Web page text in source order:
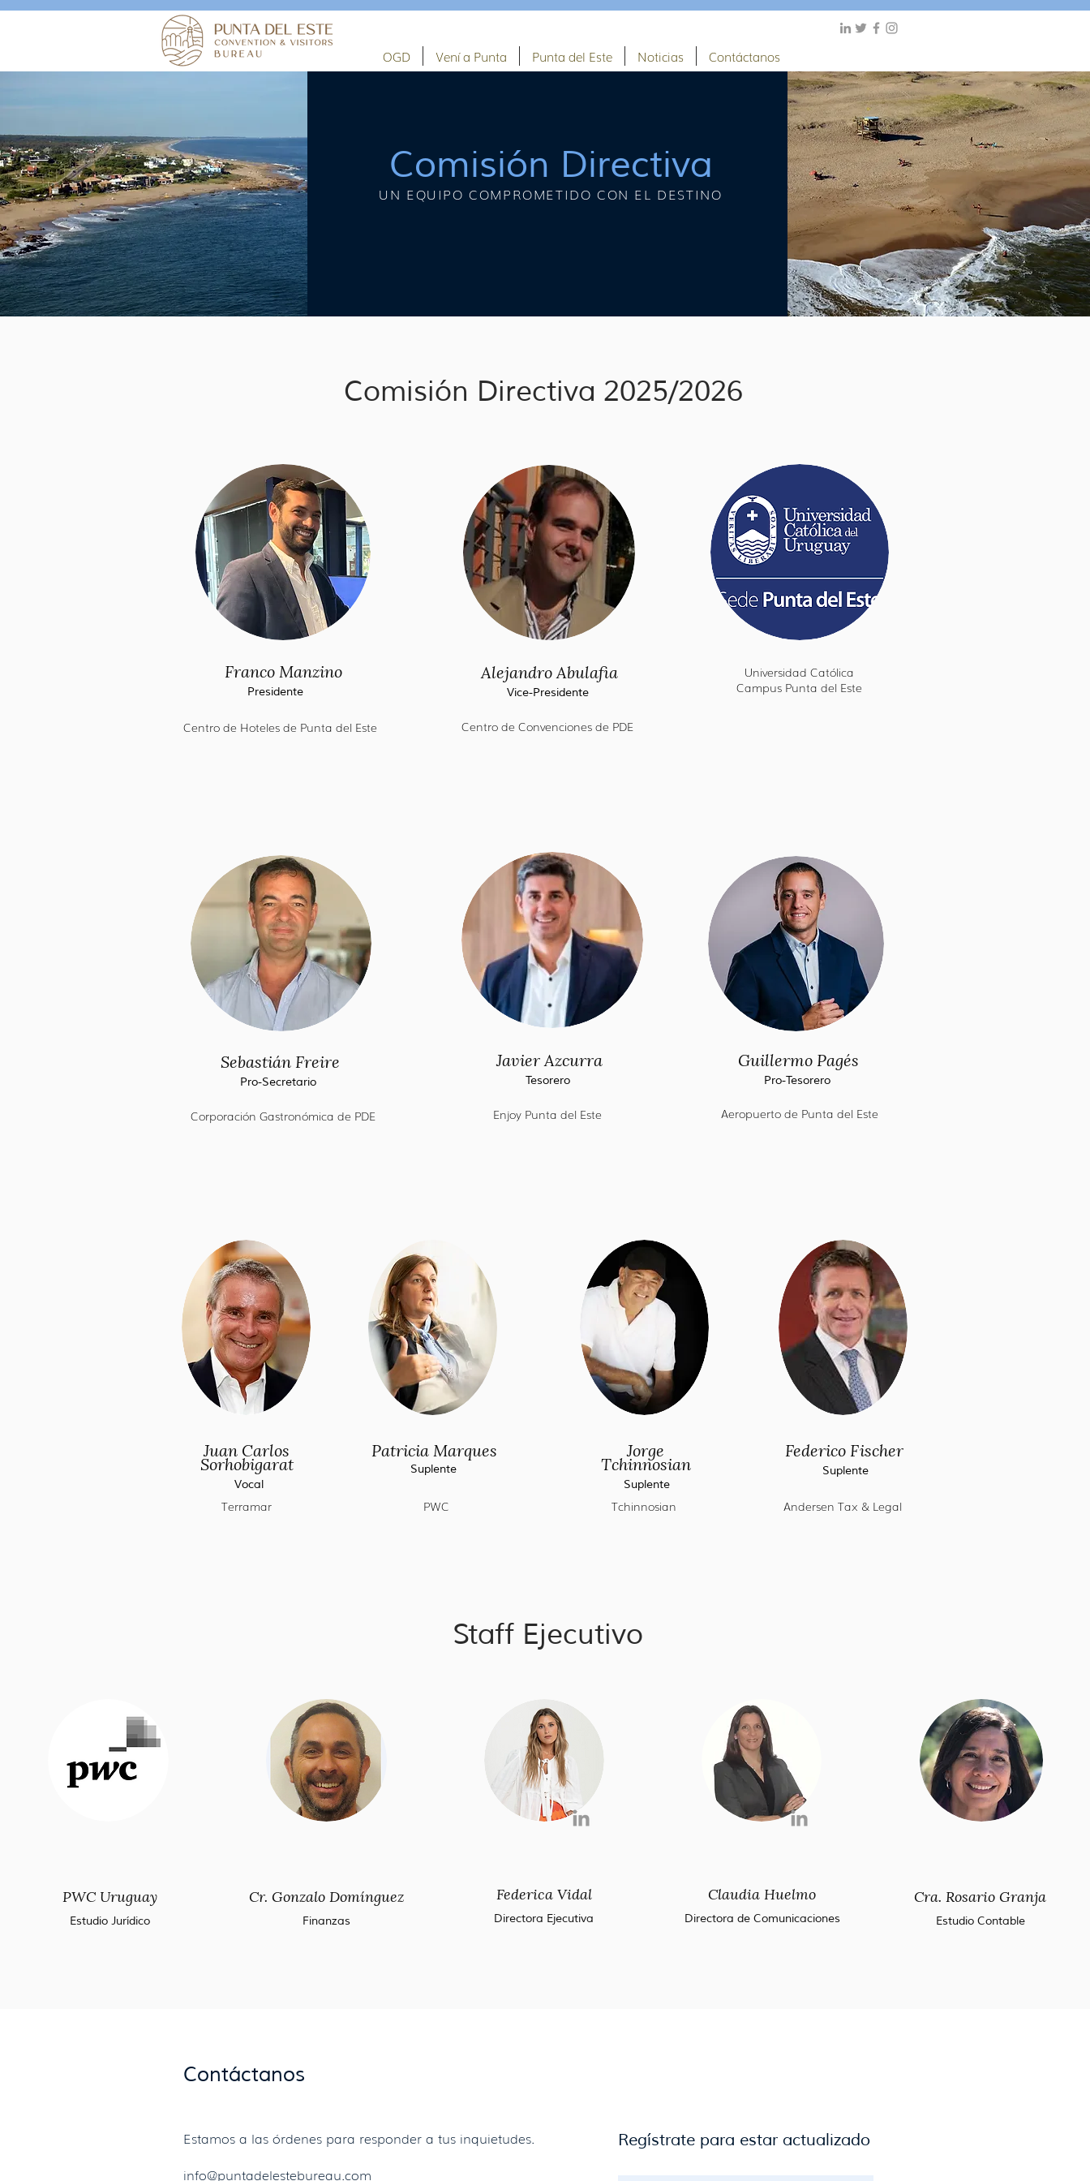
OGD Vení a Punta Punta del Este Noticias Contáctanos
Comisión Directiva
UN EQUIPO COMPROMETIDO CON EL DESTINO
Comisión Directiva 2025/2026
Franco Manzino
Presidente
Centro de Hoteles de Punta del Este
Alejandro Abulafia
Vice-Presidente
Centro de Convenciones de PDE
Universidad Católica
Campus Punta del Este
Sebastián Freire
Pro-Secretario
Corporación Gastronómica de PDE
Javier Azcurra
Tesorero
Enjoy Punta del Este
Guillermo Pagés
Pro-Tesorero
Aeropuerto de Punta del Este
Juan Carlos
Sorhobigarat
Vocal
Terramar
Patricia Marques
Suplente
PWC
Jorge
Tchinnosian
Suplente
Tchinnosian
Federico Fischer
Suplente
Andersen Tax & Legal
Staff Ejecutivo
PWC Uruguay
Estudio Jurídico
Cr. Gonzalo Domínguez
Finanzas
Federica Vidal
Directora Ejecutiva
Claudia Huelmo
Directora de Comunicaciones
Cra. Rosario Granja
Estudio Contable
Contáctanos
Estamos a las órdenes para responder a tus inquietudes.
info@puntadelestebureau.com
Regístrate para estar actualizado